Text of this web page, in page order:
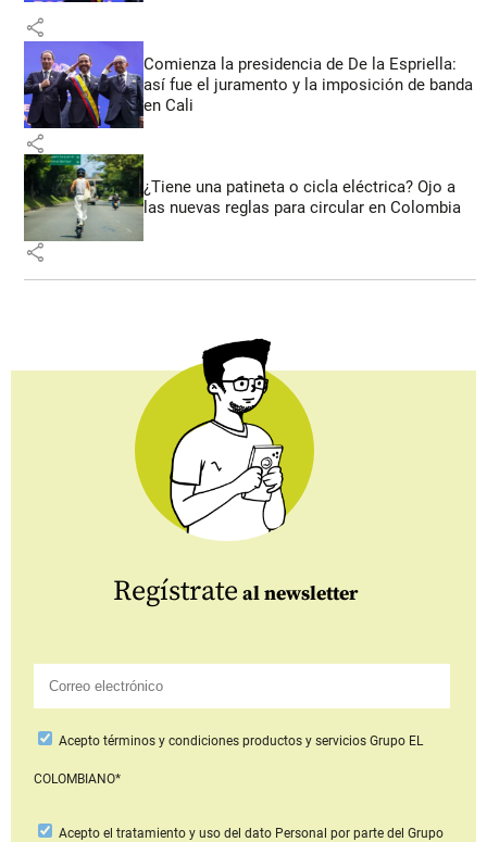
share
Comienza la presidencia de De la Espriella:
así fue el juramento y la imposición de banda
en Cali
share
¿Tiene una patineta o cicla eléctrica? Ojo a
las nuevas reglas para circular en Colombia
share
Regístrate al newsletter
Aceptotérminos y condiciones productos y serviciosGrupo EL
COLOMBIANO*
Acepto el tratamiento y uso del dato Personal por parte del Grupo